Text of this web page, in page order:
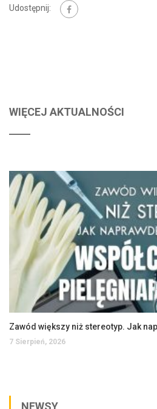
Udostępnij:
WIĘCEJ AKTUALNOŚCI
7 Sierpień, 2026
NEWSY